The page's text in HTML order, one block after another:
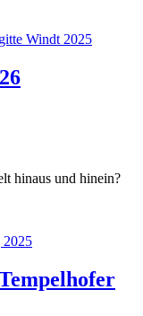
hinaus und hinein?